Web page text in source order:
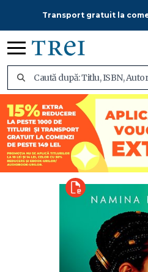
Transport gratuit la